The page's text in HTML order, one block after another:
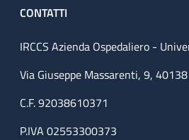
CONTATTI
IRCCS Azienda Ospedaliero -
Via Giuseppe Massarenti, 9,
C.F. 92038610371
P.IVA 02553300373